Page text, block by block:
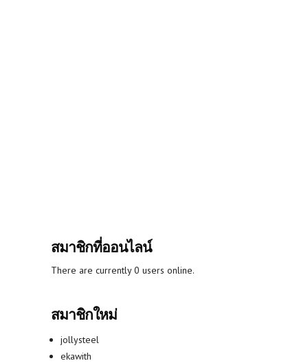
สมาชิกที่ออนไลน์
There are currently 0 users online.
สมาชิกใหม่
jollysteel
ekawith